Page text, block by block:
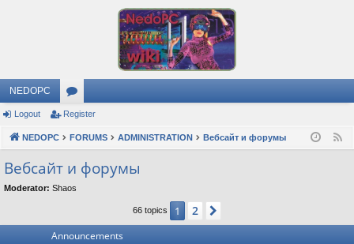
NEDOPC
or
u
s
Logout Register
NEDOPC FORUMS ADMINISTRATION Вебсайт и форумы
Вебсайт и форумы
Moderator: Shaos
66 topics 1 2
Announcements